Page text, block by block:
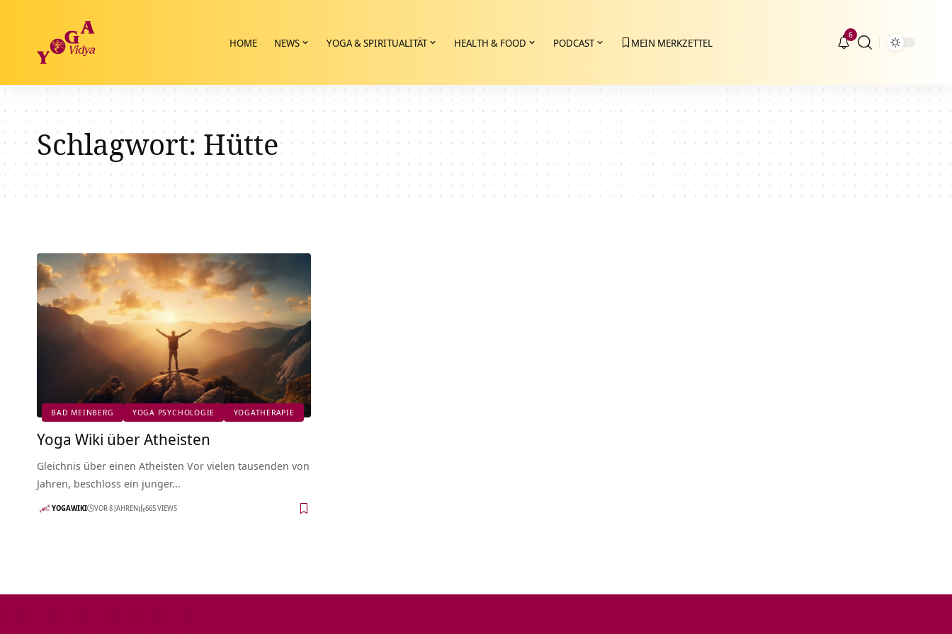
HOME NEWS YOGA & SPIRITUALITÄT HEALTH & FOOD PODCAST MEIN MERKZETTEL
6
Schlagwort:Hütte
BAD MEINBERG YOGA PSYCHOLOGIE YOGATHERAPIE
Yoga Wiki über Atheisten
Gleichnis über einen Atheisten Vor vielen tausenden von
Jahren, beschloss ein junger…
YOGAWIKI VOR 8 JAHREN 665 VIEWS